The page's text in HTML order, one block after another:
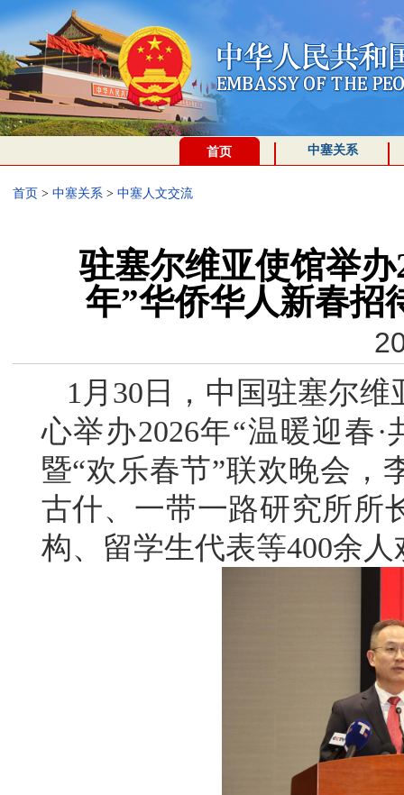
首页 中塞关系
首页 > 中塞关系> 中塞人文交流
驻塞尔维亚使馆举办
年”华侨华人新春招
1月30日，中国驻塞尔
心举办2026年“温暖迎春
暨“欢乐春节”联欢晚会，
古什、一带一路研究所所
构、留学生代表等400余